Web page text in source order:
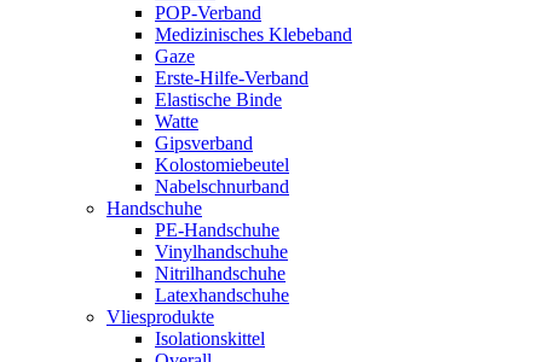
POP-Verband
Medizinisches Klebeband
Gaze
Erste-Hilfe-Verband
Elastische Binde
Watte
Gipsverband
Kolostomiebeutel
Nabelschnurband
Handschuhe
PE-Handschuhe
Vinylhandschuhe
Nitrilhandschuhe
Latexhandschuhe
Vliesprodukte
Isolationskittel